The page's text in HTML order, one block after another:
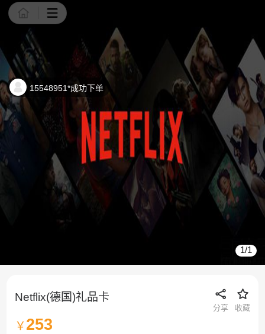
15548951*成功下单
1/1
Netflix(德国)礼品卡
分享 收藏
￥ 253